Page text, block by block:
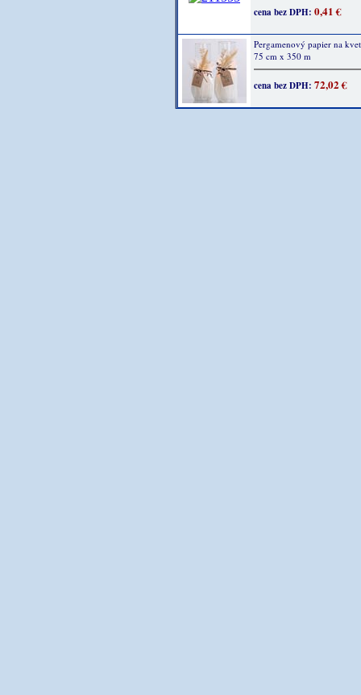
cena bez DPH: 0,41 €
Pergamenový papier na
75 cm x 350 m
cena bez DPH: 72,02 €